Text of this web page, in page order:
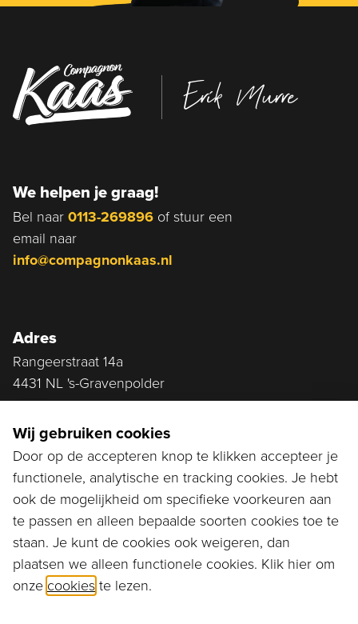
Erik Murre
We helpen je graag!
Bel naar 0113-269896 of stuur een
email naar
info@compagnonkaas.nl
Adres
Rangeerstraat 14a
4431 NL 's-Gravenpolder
Ga naar...
Bestellen
Diensten
Assortiment
Wij gebruiken cookies
Door op de accepteren knop te klikken accepteer je
functionele, analytische en tracking cookies. Je hebt
ook de mogelijkheid om specifieke voorkeuren aan
te passen en alleen bepaalde soorten cookies toe te
staan. Je kunt de cookies ook weigeren, dan
plaatsen we alleen functionele cookies. Klik hier om
onze cookies te lezen.